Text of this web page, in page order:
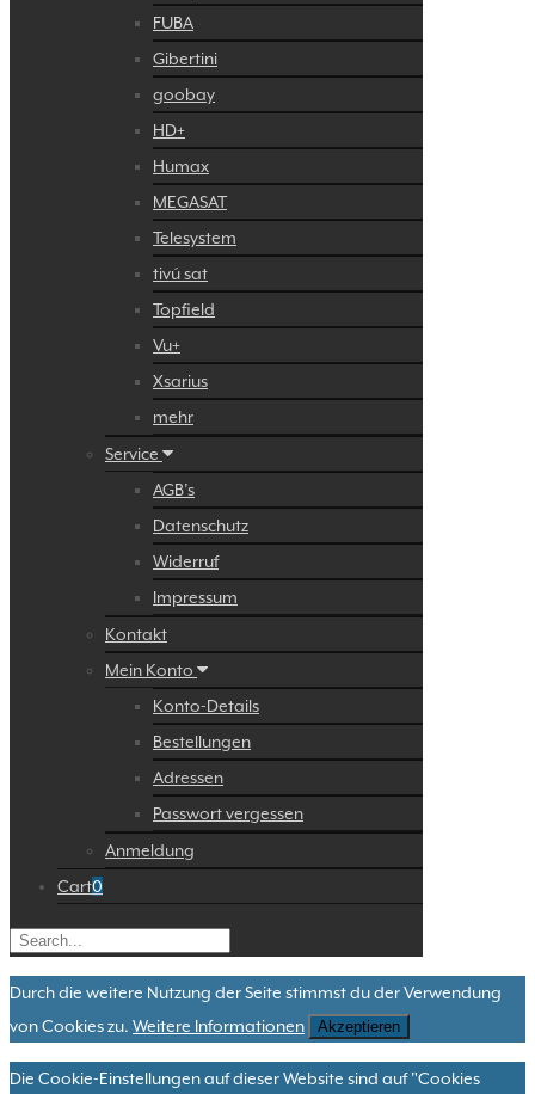
FUBA
Gibertini
goobay
HD+
Humax
MEGASAT
Telesystem
tivú sat
Topfield
Vu+
Xsarius
mehr
Service
AGB’s
Datenschutz
Widerruf
Impressum
Kontakt
Mein Konto
Konto-Details
Bestellungen
Adressen
Passwort vergessen
Anmeldung
Cart0
Durch die weitere Nutzung der Seite stimmst du der Verwendung
von Cookies zu. Weitere Informationen Akzeptieren
Die Cookie-Einstellungen auf dieser Website sind auf "Cookies